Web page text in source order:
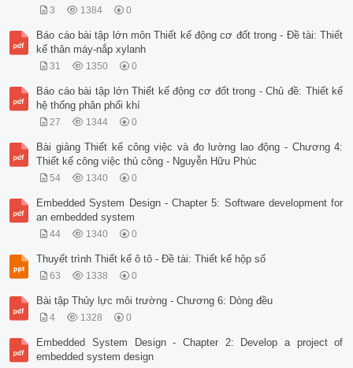
3 1384 0
Báo cáo bài tập lớn môn Thiết kế động cơ đốt trong - Đề tài: Thiết
kế thân máy-nắp xylanh
31 1350 0
Báo cáo bài tập lớn Thiết kế động cơ đốt trong - Chủ đề: Thiết kế
hệ thống phân phối khí
27 1344 0
Bài giảng Thiết kế công việc và đo lường lao động - Chương 4:
Thiết kế công việc thủ công - Nguyễn Hữu Phúc
54 1340 0
Embedded System Design - Chapter 5: Software development for
an embedded system
44 1340 0
Thuyết trình Thiết kế ô tô - Đề tài: Thiết kế hộp số
63 1338 0
Bài tập Thủy lực môi trường - Chương 6: Dòng đều
4 1328 0
Embedded System Design - Chapter 2: Develop a project of
embedded system design